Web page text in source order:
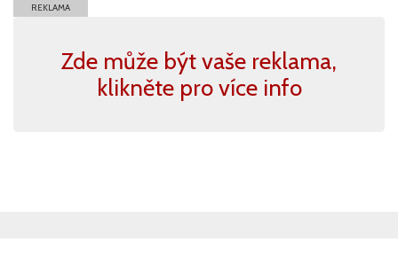
REKLAMA
Zde může být vaše reklama,
klikněte pro více info